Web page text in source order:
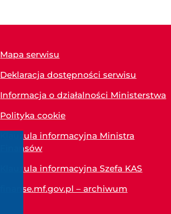
Mapa serwisu
Deklaracja dostępności serwisu
Informacja o działalności Ministerstwa
Polityka cookie
Klauzula informacyjna Ministra
Finansów
Klauzula informacyjna Szefa KAS
finanse.mf.gov.pl – archiwum